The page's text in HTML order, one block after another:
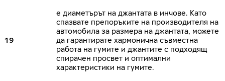
19
е диаметърът на джантата в инчове. Като
спазвате препоръките на производителя на
автомобила за размера на джантата, можете
да гарантирате хармонична съвместна
работа на гумите и джантите с подходящ
спирачен просвет и оптимални
характеристики на гумите.